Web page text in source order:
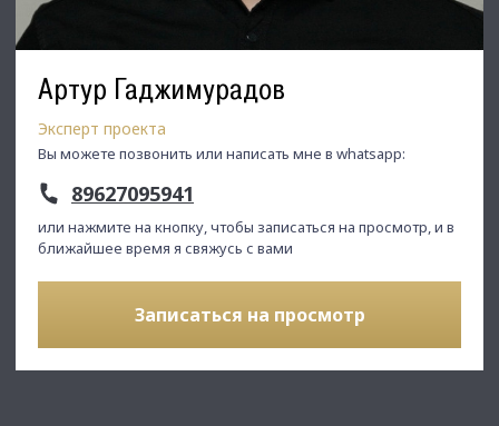
Артур Гаджимурадов
Эксперт проекта
Вы можете позвонить или написать мне в whatsapp:
89627095941
или нажмите на кнопку, чтобы записаться на просмотр, и в
ближайшее время я свяжусь с вами
Записаться на просмотр